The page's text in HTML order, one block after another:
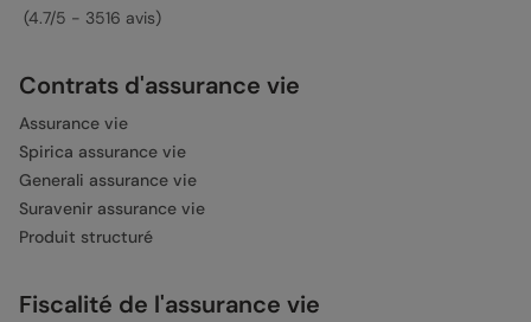
(4.7/5 - 3516 avis)
Contrats d'assurance vie
Assurance vie
Spirica assurance vie
Generali assurance vie
Suravenir assurance vie
Produit structuré
Fiscalité de l'assurance vie